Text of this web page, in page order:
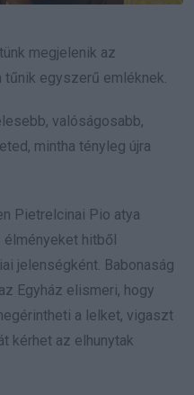
megjelenik az
tűnik egyszerű emléknek.
valóságosabb,
mintha tényleg újra
Pietrelcinai Pio atya
élményeket hitből
jelenségként. Babonaság
Egyház elismeri, hogy
a lelket, vigaszt
kérhet az elhunytak